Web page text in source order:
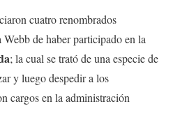
cuatro renombrados
Webb de haber participado en la
; la cual se trató de una especie de
y luego despedir a los
cargos en la administración